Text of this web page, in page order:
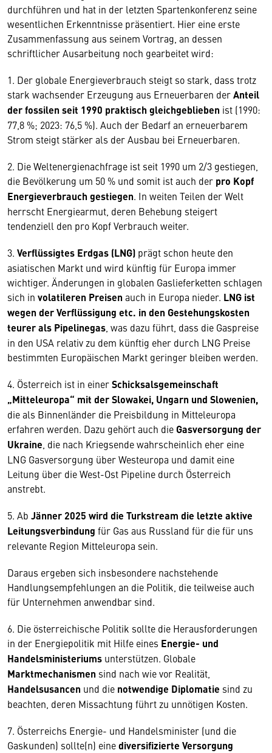
durchführen und hat in der letzten Spartenkonferenz seine
wesentlichen Erkenntnisse präsentiert. Hier eine erste
Zusammenfassung aus seinem Vortrag, an dessen
schriftlicher Ausarbeitung noch gearbeitet wird:
1. Der globale Energieverbrauch steigt so stark, dass trotz
stark wachsender Erzeugung aus Erneuerbaren derAnteil
der fossilen seit 1990 praktisch gleichgeblieben ist (1990:
77,8 %; 2023: 76,5 %). Auch der Bedarf an erneuerbarem
Strom steigt stärker als der Ausbau bei Erneuerbaren.
2. Die Weltenergienachfrage ist seit 1990 um 2/3 gestiegen,
die Bevölkerung um 50 % und somit ist auch der pro Kopf
Energieverbrauch gestiegen. In weiten Teilen der Welt
herrscht Energiearmut, deren Behebung steigert
tendenziell den pro Kopf Verbrauch weiter.
3. Verflüssigtes Erdgas (LNG) prägt schon heute den
asiatischen Markt und wird künftig für Europa immer
wichtiger. Änderungen in globalen Gaslieferketten schlagen
sich in volatileren Preisen auch in Europa nieder. LNG ist
wegen der Verflüssigung etc. in den Gestehungskosten
teurer als Pipelinegas , was dazu führt, dass die Gaspreise
in den USA relativ zu dem künftig eher durch LNG Preise
bestimmten Europäischen Markt geringer bleiben werden.
4. Österreich ist in einerSchicksalsgemeinschaft
„Mitteleuropa“ mit der Slowakei, Ungarn und Slowenien,
die als Binnenländer die Preisbildung in Mitteleuropa
erfahren werden. Dazu gehört auch die Gasversorgung der
Ukraine , die nach Kriegsende wahrscheinlich eher eine
LNG Gasversorgung über Westeuropa und damit eine
Leitung über die West-Ost Pipeline durch Österreich
anstrebt.
5. Ab Jänner 2025 wird die Turkstream die letzte aktive
Leitungsverbindung für Gas aus Russland für die für uns
relevante Region Mitteleuropa sein.
Daraus ergeben sich insbesondere nachstehende
Handlungsempfehlungen an die Politik, die teilweise auch
für Unternehmen anwendbar sind.
6. Die österreichische Politik sollte die Herausforderungen
in der Energiepolitik mit Hilfe eines Energie- und
Handelsministeriums unterstützen. Globale
Marktmechanismen sind nach wie vor Realität,
Handelsusancen und die notwendige Diplomatie sind zu
beachten, deren Missachtung führt zu unnötigen Kosten.
7. Österreichs Energie- und Handelsminister (und die
Gaskunden) sollte(n) einediversifizierte Versorgung